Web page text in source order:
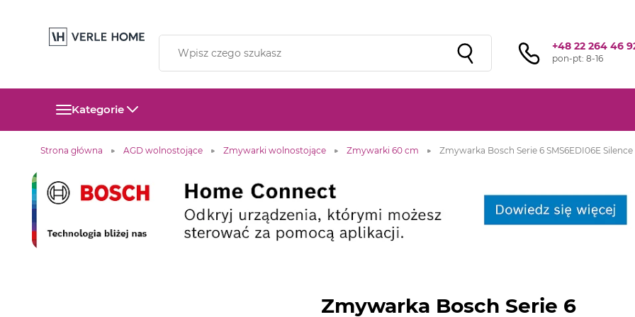
+48 22 264 46
pon-pt: 8-16
Kategorie
Strona główna AGD wolnostojące Zmywarki wolnostojące Zmywarki 60 cm Zmywarka Bosch Serie 6 SMS6EDI06E
Zmywarka Bosch Serie 6